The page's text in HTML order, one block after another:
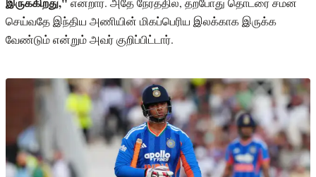
செய்வதே இந்திய அணியின் மிகப்பெரிய இலக்காக இருக்க
வேண்டும் என்றும் அவர் குறிப்பிட்டார்.